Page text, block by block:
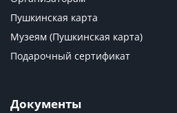
Пушкинская карта
Музеям (Пушкинская карта)
Подарочный сертификат
Документы